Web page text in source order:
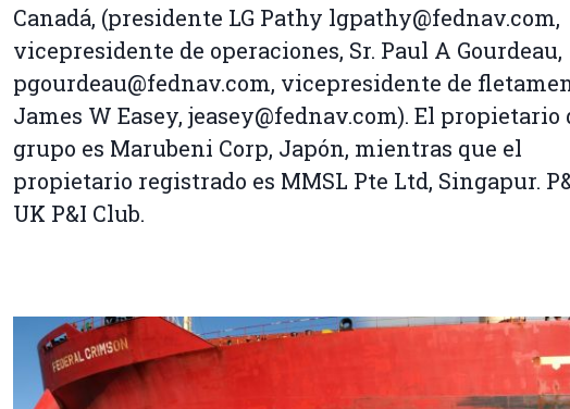
Canadá, (presidente LG Pathy lgpathy@fednav.com,
vicepresidente de operaciones, Sr. Paul A Gourdeau,
pgourdeau@fednav.com, vicepresidente de
James W Easey, jeasey@fednav.com). El propietario
grupo es Marubeni Corp, Japón, mientras que el
propietario registrado es MMSL Pte Ltd, Singapur.
UK P&I Club.